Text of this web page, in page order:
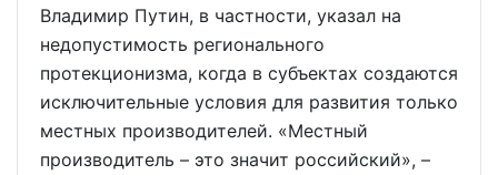
Владимир Путин, в частности, указал на
недопустимость регионального
протекционизма, когда в субъектах создаются
исключительные условия для развития только
местных производителей. «Местный
производитель – это значит российский», –